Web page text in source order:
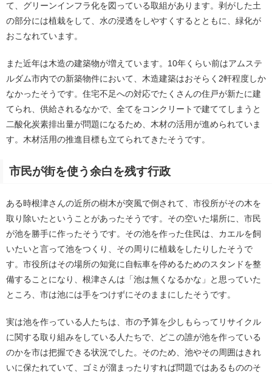
て、グリーンインフラ化を図っている取組があります。剥がした土
の部分には植栽をして、水の浸透をしやすくするとともに、緑化が
おこなれています。
また近年は木造の建築物が増えています。10年くらい前はアムステ
ルダム市内での新築物件において、木造建築はおそらく2軒程度しか
なかったそうです。住宅不足への対応でたくさんの住戸が新たに建
てられ、供給されるなかで、全てをコンクリートで建ててしまうと
二酸化炭素排出量が問題になるため、木材の活用が進められていま
す。木材活用の推進目標も立てられてきたそうです。
市民が街を使う余白を残す行政
ある時根津さんの近所の樹木が突風で倒されて、市役所がその木を
取り除いたということがあったそうです。その空いた場所に、市民
が池を勝手に作ったそうです。その池を作った住民は、カエルを飼
いたいと言って池をつくり、その周りに植栽をしたりしたそうで
す。市役所はその場所の知覚に自転車を停めるためのスタンドを整
備することになり、根津さんは「池は無くなるかな」と思っていた
ところ、市は池には手をつけずにそのままにしたそうです。
実は池を作っている人たちは、市の予算を少しもらってリサイクル
に関する取り組みをしている人たちで、どこの誰が池を作っている
のかを市は把握できる状況でした。そのため、池やその周囲はきれ
いに保たれていて、ゴミが溜まったりすれば問題ではあるもののそ